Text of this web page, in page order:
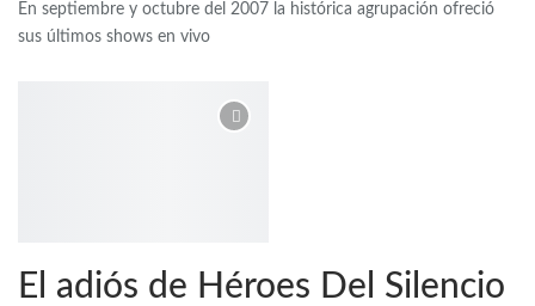
En septiembre y octubre del 2007 la histórica agrupación ofreció
sus últimos shows en vivo
El adiós de Héroes Del Silencio